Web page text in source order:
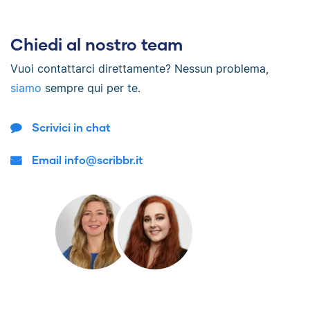
Chiedi al nostro team
Vuoi contattarci direttamente? Nessun problema,
siamo sempre qui per te.
Scrivici in chat
Email info@scribbr.it